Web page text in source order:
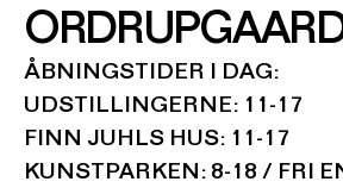
ÅBNINGSTIDER I DAG:
UDSTILLINGERNE: 11-17
FINN JUHLS HUS: 11-17
KUNSTPARKEN: 8-18 / FRI